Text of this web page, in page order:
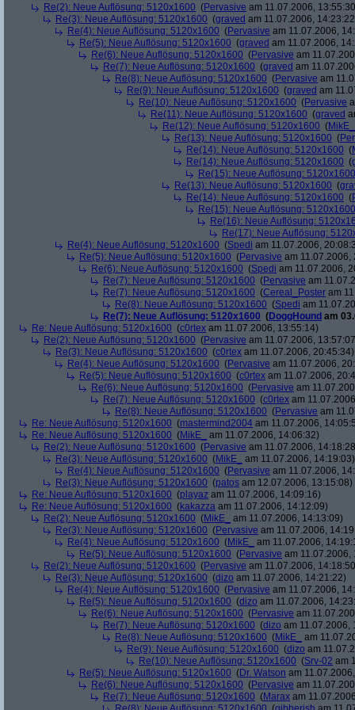
Re(2): Neue Auflösung: 5120x1600 (Pervasive am 11.07.2006,
Re(3): Neue Auflösung: 5120x1600 (graved am 11.07.2006,
Re(4): Neue Auflösung: 5120x1600 (Pervasive am 11.07.2006,
Re(5): Neue Auflösung: 5120x1600 (graved am 11.07.2006,
Re(6): Neue Auflösung: 5120x1600 (Pervasive am
Re(7): Neue Auflösung: 5120x1600 (graved am
Re(8): Neue Auflösung: 5120x1600 (Pervasive am
Re(9): Neue Auflösung: 5120x1600 (graved am
Re(10): Neue Auflösung: 5120x1600 (Pervasive
Re(11): Neue Auflösung: 5120x1600 (graved
Re(12): Neue Auflösung: 5120x1600 (MikE_
Re(13): Neue Auflösung: 5120x1600 (
Re(14): Neue Auflösung: 5120x1600 (
Re(14): Neue Auflösung: 5120x1600 (
Re(15): Neue Auflösung: 5120x1600
Re(13): Neue Auflösung: 5120x1600 (
Re(14): Neue Auflösung: 5120x1600 (
Re(15): Neue Auflösung: 5120x1600
Re(16): Neue Auflösung:
Re(17): Neue Auflösung:
Re(4): Neue Auflösung: 5120x1600 (Spedi am 11.07.2006,
Re(5): Neue Auflösung: 5120x1600 (Pervasive am 11.07.2006,
Re(6): Neue Auflösung: 5120x1600 (Spedi am 11.07.2006,
Re(7): Neue Auflösung: 5120x1600 (Pervasive am
Re(7): Neue Auflösung: 5120x1600 (Cereal_Poster am
Re(8): Neue Auflösung: 5120x1600 (Spedi am
Re(7): Neue Auflösung: 5120x1600 (DoggHound am
Re: Neue Auflösung: 5120x1600 (c0rtex am 11.07.2006, 13:55:14)
Re(2): Neue Auflösung: 5120x1600 (Pervasive am 11.07.2006,
Re(3): Neue Auflösung: 5120x1600 (c0rtex am 11.07.2006, 20:45:34)
Re(4): Neue Auflösung: 5120x1600 (Pervasive am 11.07.2006,
Re(5): Neue Auflösung: 5120x1600 (c0rtex am 11.07.2006,
Re(6): Neue Auflösung: 5120x1600 (Pervasive am
Re(7): Neue Auflösung: 5120x1600 (c0rtex am
Re(8): Neue Auflösung: 5120x1600 (Pervasive am
Re: Neue Auflösung: 5120x1600 (mastermind2004 am 11.07.2006,
Re: Neue Auflösung: 5120x1600 (MikE_
am 11.07.2006, 14:06:32)
Re(2): Neue Auflösung: 5120x1600 (Pervasive am 11.07.2006,
Re(3): Neue Auflösung: 5120x1600 (MikE_
am 11.07.2006, 14:19:03)
Re(4): Neue Auflösung: 5120x1600 (Pervasive am 11.07.2006,
Re(3): Neue Auflösung: 5120x1600 (patos am 12.07.2006, 13:15:08)
Re: Neue Auflösung: 5120x1600 (playaz am 11.07.2006, 14:09:16)
Re: Neue Auflösung: 5120x1600 (kakazza am 11.07.2006, 14:12:09)
Re(2): Neue Auflösung: 5120x1600 (MikE_
am 11.07.2006, 14:13:09)
Re(3): Neue Auflösung: 5120x1600 (Pervasive am 11.07.2006,
Re(4): Neue Auflösung: 5120x1600 (MikE_
am 11.07.2006,
Re(5): Neue Auflösung: 5120x1600 (Pervasive am 11.07.2006,
Re(2): Neue Auflösung: 5120x1600 (Pervasive am 11.07.2006,
Re(3): Neue Auflösung: 5120x1600 (dizo am 11.07.2006, 14:21:22)
Re(4): Neue Auflösung: 5120x1600 (Pervasive am 11.07.2006,
Re(5): Neue Auflösung: 5120x1600 (dizo am 11.07.2006,
Re(6): Neue Auflösung: 5120x1600 (Pervasive am
Re(7): Neue Auflösung: 5120x1600 (dizo am 11.07.2006,
Re(8): Neue Auflösung: 5120x1600 (MikE_
am
Re(9): Neue Auflösung: 5120x1600 (dizo am
Re(10): Neue Auflösung: 5120x1600 (Srv-02 am
Re(5): Neue Auflösung: 5120x1600 (Dr. Watson am
Re(6): Neue Auflösung: 5120x1600 (Pervasive am
Re(7): Neue Auflösung: 5120x1600 (Marax am